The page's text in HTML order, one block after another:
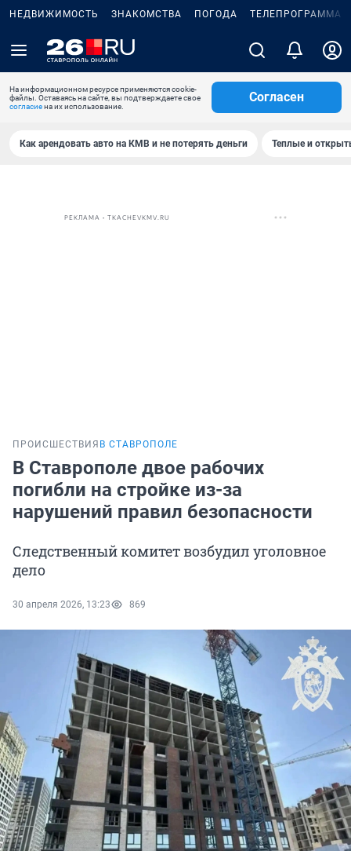
НЕДВИЖИМОСТЬ ЗНАКОМСТВА ПОГОДА ТЕЛЕПРОГРАММА
На информационном ресурсе применяются cookie-
файлы. Оставаясь на сайте, вы подтверждаете свое
согласиена их использование.
Согласен
Как арендовать авто на КМВ и не потерять деньги Теплые и
РЕКЛАМА • TKACHEVKMV.RU
ПРОИСШЕСТВИЯ В СТАВРОПОЛЕ
В Ставрополе двое рабочих
погибли на стройке из-за
нарушений правил безопасности
Следственный комитет возбудил уголовное
дело
30 апреля 2026, 13:23 869